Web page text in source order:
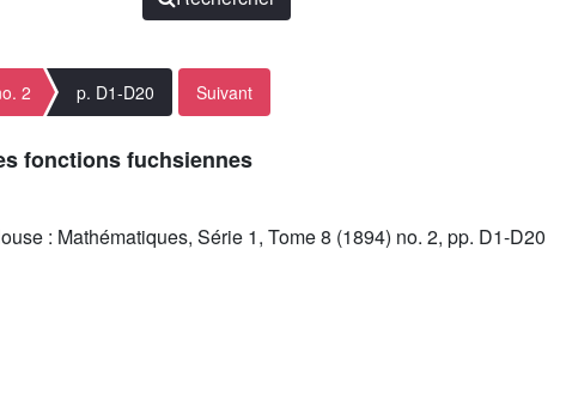
2 p. D1-D20 Suivant
fonctions fuchsiennes
: Mathématiques, Série 1, Tome 8 (1894) no. 2, pp. D1-D20